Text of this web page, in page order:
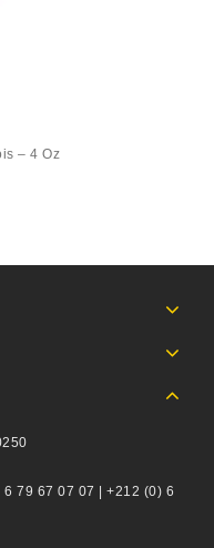
– 4 Oz
79 67 07 07 | +212 (0) 6